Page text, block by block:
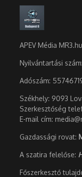
APEV Média MR3.hu
Nyilvántartási
Adószám:
Székhely: 9093
Szerkesztőség
E-mail cím:
Gazdassági rovat:
A szatira felelőse:
Főszerkesztő